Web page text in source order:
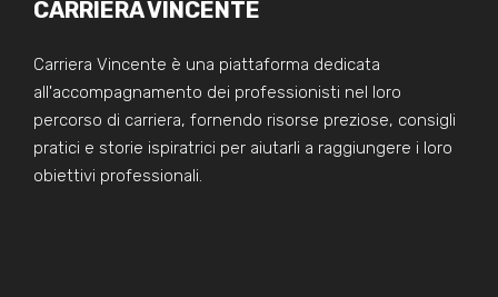
CARRIERA VINCENTE
Carriera Vincente è una piattaforma dedicata
all'accompagnamento dei professionisti nel loro
percorso di carriera, fornendo risorse preziose, consigli
pratici e storie ispiratrici per aiutarli a raggiungere i loro
obiettivi professionali.